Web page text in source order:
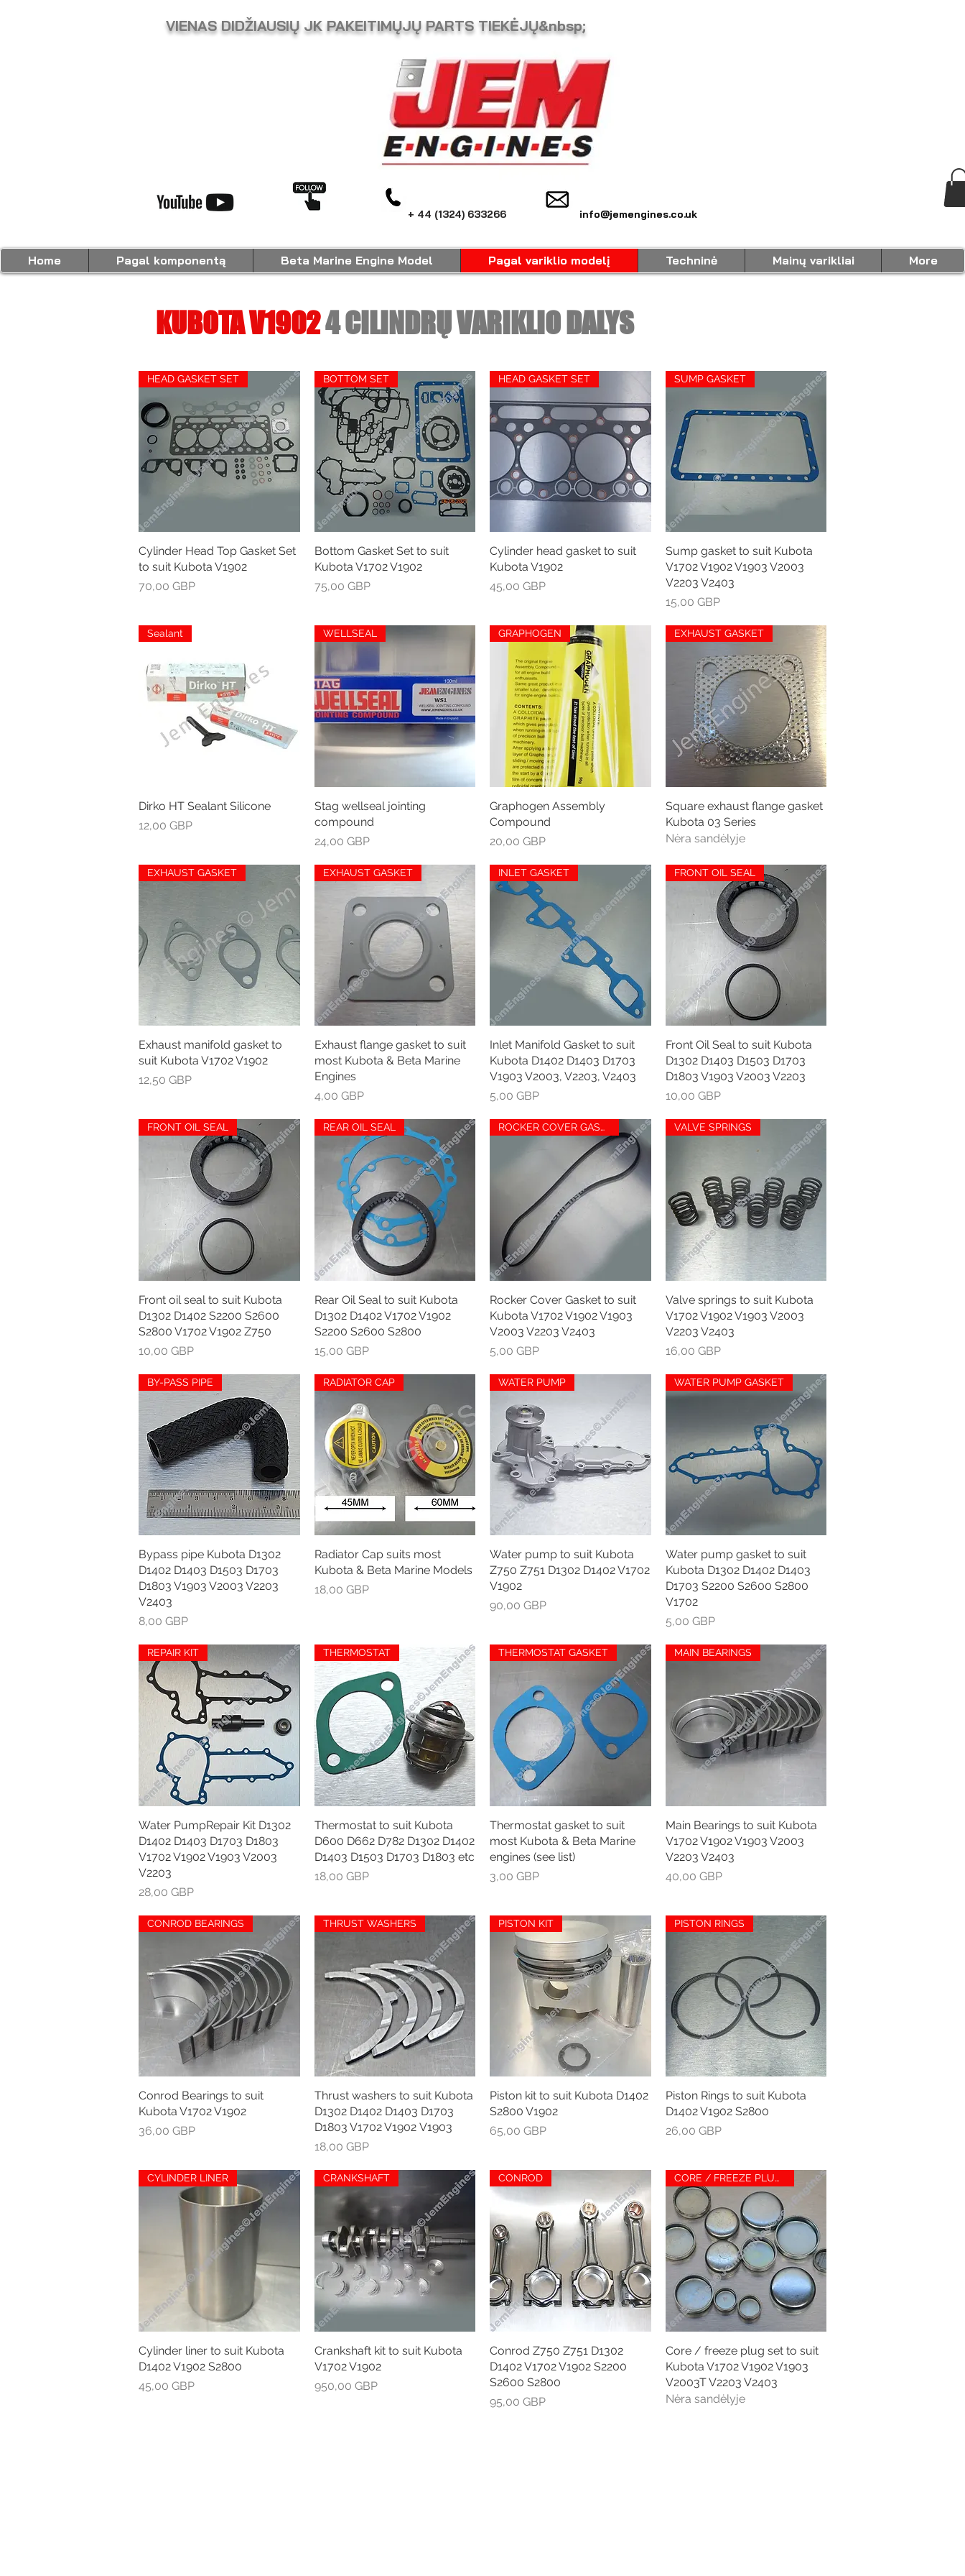
VIENAS DIDŽIAUSIŲ JK PAKEITIMŲJŲ PARTS TIEKĖJŲ&nbsp;
+ 44 (1324) 633266 info@jemengines.co.uk
KUBOTA V19024 CILINDRŲ VARIKLIO DALYS
Greita peržiūra
HEAD GASKET SET
Cylinder Head Top Gasket Set
to suit Kubota V1902
Kaina
70,00 GBP
Greita peržiūra
BOTTOM SET
Bottom Gasket Set to suit
Kubota V1702 V1902
Kaina
75,00 GBP
Greita peržiūra
HEAD GASKET SET
Cylinder head gasket to suit
Kubota V1902
Kaina
45,00 GBP
Greita peržiūra
SUMP GASKET
Sump gasket to suit Kubota
V1702 V1902 V1903 V2003
V2203 V2403
Kaina
15,00 GBP
Greita peržiūra
Sealant
Dirko HT Sealant Silicone
Kaina
12,00 GBP
Greita peržiūra
WELLSEAL
Stag wellseal jointing
compound
Kaina
24,00 GBP
Greita peržiūra
GRAPHOGEN
Graphogen Assembly
Compound
Kaina
20,00 GBP
Greita peržiūra
EXHAUST GASKET
Square exhaust flange gasket
Kubota 03 Series
Nėra sandėlyje
Greita peržiūra
EXHAUST GASKET
Exhaust manifold gasket to
suit Kubota V1702 V1902
Kaina
12,50 GBP
Greita peržiūra
EXHAUST GASKET
Exhaust flange gasket to suit
most Kubota & Beta Marine
Engines
Kaina
4,00 GBP
Greita peržiūra
INLET GASKET
Inlet Manifold Gasket to suit
Kubota D1402 D1403 D1703
V1903 V2003, V2203, V2403
Kaina
5,00 GBP
Greita peržiūra
FRONT OIL SEAL
Front Oil Seal to suit Kubota
D1302 D1403 D1503 D1703
D1803 V1903 V2003 V2203
Kaina
10,00 GBP
Greita peržiūra
FRONT OIL SEAL
Front oil seal to suit Kubota
D1302 D1402 S2200 S2600
S2800 V1702 V1902 Z750
Kaina
10,00 GBP
Greita peržiūra
REAR OIL SEAL
Rear Oil Seal to suit Kubota
D1302 D1402 V1702 V1902
S2200 S2600 S2800
Kaina
15,00 GBP
Greita peržiūra
ROCKER COVER GASKET
Rocker Cover Gasket to suit
Kubota V1702 V1902 V1903
V2003 V2203 V2403
Kaina
5,00 GBP
Greita peržiūra
VALVE SPRINGS
Valve springs to suit Kubota
V1702 V1902 V1903 V2003
V2203 V2403
Kaina
16,00 GBP
Greita peržiūra
BY-PASS PIPE
Bypass pipe Kubota D1302
D1402 D1403 D1503 D1703
D1803 V1903 V2003 V2203
V2403
Kaina
8,00 GBP
Greita peržiūra
RADIATOR CAP
Radiator Cap suits most
Kubota & Beta Marine Models
Kaina
18,00 GBP
Greita peržiūra
WATER PUMP
Water pump to suit Kubota
Z750 Z751 D1302 D1402 V1702
V1902
Kaina
90,00 GBP
Greita peržiūra
WATER PUMP GASKET
Water pump gasket to suit
Kubota D1302 D1402 D1403
D1703 S2200 S2600 S2800
V1702
Kaina
5,00 GBP
Greita peržiūra
REPAIR KIT
Water PumpRepair Kit D1302
D1402 D1403 D1703 D1803
V1702 V1902 V1903 V2003
V2203
Kaina
28,00 GBP
Greita peržiūra
THERMOSTAT
Thermostat to suit Kubota
D600 D662 D782 D1302 D1402
D1403 D1503 D1703 D1803 etc
Kaina
18,00 GBP
Greita peržiūra
THERMOSTAT GASKET
Thermostat gasket to suit
most Kubota & Beta Marine
engines (see list)
Kaina
3,00 GBP
Greita peržiūra
MAIN BEARINGS
Main Bearings to suit Kubota
V1702 V1902 V1903 V2003
V2203 V2403
Kaina
40,00 GBP
Greita peržiūra
CONROD BEARINGS
Conrod Bearings to suit
Kubota V1702 V1902
Kaina
36,00 GBP
Greita peržiūra
THRUST WASHERS
Thrust washers to suit Kubota
D1302 D1402 D1403 D1703
D1803 V1702 V1902 V1903
Kaina
18,00 GBP
Greita peržiūra
PISTON KIT
Piston kit to suit Kubota D1402
S2800 V1902
Kaina
65,00 GBP
Greita peržiūra
PISTON RINGS
Piston Rings to suit Kubota
D1402 V1902 S2800
Kaina
26,00 GBP
Greita peržiūra
CYLINDER LINER
Cylinder liner to suit Kubota
D1402 V1902 S2800
Kaina
45,00 GBP
Greita peržiūra
CRANKSHAFT
Crankshaft kit to suit Kubota
V1702 V1902
Kaina
950,00 GBP
Greita peržiūra
CONROD
Conrod Z750 Z751 D1302
D1402 V1702 V1902 S2200
S2600 S2800
Kaina
95,00 GBP
Greita peržiūra
CORE / FREEZE PLUG SET
Core / freeze plug set to suit
Kubota V1702 V1902 V1903
V2003T V2203 V2403
Nėra sandėlyje
Home Pagal komponentą Beta Marine Engine Model Pagal variklio modelį Techninė Mainų varikliai More